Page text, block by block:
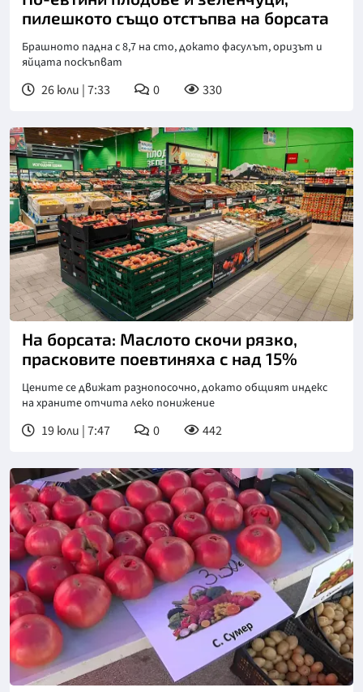
пилешкото също отстъпва на борсата
Брашното падна с 8,7 на сто, докато фасулът, оризът и
яйцата поскъпват
26 юли | 7:33 0 330
На борсата: Маслото скочи рязко,
прасковите поевтиняха с над 15%
Цените се движат разнопосочно, докато общият индекс
на храните отчита леко понижение
19 юли | 7:47 0 442
Снимка: бТВ